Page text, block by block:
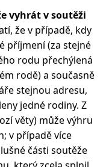
vyhrát v soutěži
že v případě, kdy
příjmení (za stejné
rodu přechýlená
rodě) a současně
stejnou adresu,
jedné rodiny. Z
věty) může výhru
v případě více
části soutěže